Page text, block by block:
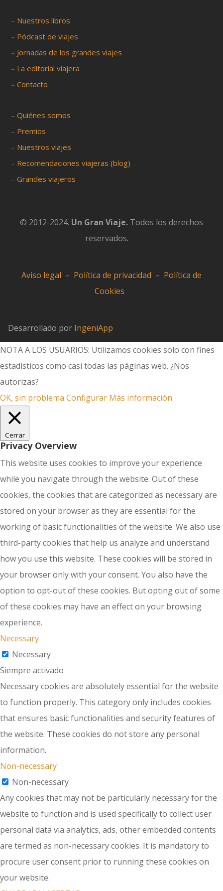
– Nuestros libros
– Pódcast de viajes
– Jornadas de los grandes viajes
– La editorial viajera
–Contacto
–Quiénes somos
– Premios
– Nuestros viajes
– Recomendaciones viajeras (blog)
–Grandes viajeros
© 2012-2024. Un Gran Viaje. Todos los derechos
reservados.
Aviso legal – Política de privacidad – Política de
Cookies
Desarrollado por IngeniApp
NOTA A LOS USUARIOS: Utilizamos cookies solo con fines
estadísticos como casi todas las páginas web. ¿Nos
autorizas?
OK, sin problema Configurar Más información
Cerrar
Privacy Overview
This website uses cookies to improve your experience
while you navigate through the website. Out of these
cookies, the cookies that are categorized as necessary are
stored on your browser as they are essential for the
working of basic functionalities of the website. We also use
third-party cookies that help us analyze and understand
how you use this website. These cookies will be stored in
your browser only with your consent. You also have the
option to opt-out of these cookies. But opting out of some
of these cookies may have an effect on your browsing
experience.
Necessary
Necessary
Siempre activado
Necessary cookies are absolutely essential for the website
to function properly. This category only includes cookies
that ensures basic functionalities and security features of
the website. These cookies do not store any personal
information.
Non-necessary
Non-necessary
Any cookies that may not be particularly necessary for the
website to function and is used specifically to collect user
personal data via analytics, ads, other embedded contents
are termed as non-necessary cookies. It is mandatory to
procure user consent prior to running these cookies on
your website.